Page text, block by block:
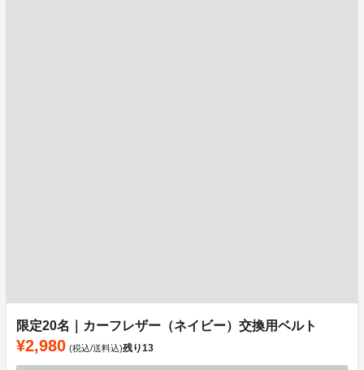
限定20名｜カーフレザー（ネイビー）交換用ベルト
¥2,980 (税込/送料込)残り13